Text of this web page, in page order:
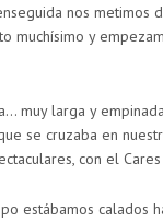
nos metimos
muchísimo y
muy larga y
se cruzaba en
con el
estábamos calados